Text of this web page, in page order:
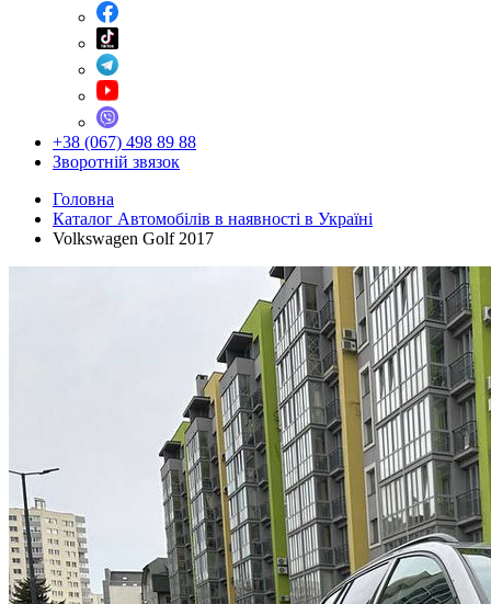
+38 (067) 498 89 88
Зворотній звязок
Головна
Каталог Автомобілів в наявності в Україні
Volkswagen Golf 2017